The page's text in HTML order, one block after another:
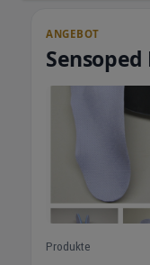
ANGEBOT
Produkte